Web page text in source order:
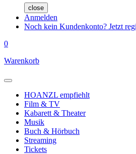
close
Anmelden
Noch kein Kundenkonto? Jetzt
0
Warenkorb
HOANZL empfiehlt
Film & TV
Kabarett & Theater
Musik
Buch & Hörbuch
Streaming
Tickets